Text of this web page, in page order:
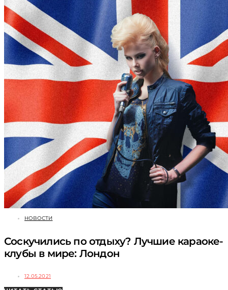
НОВОСТИ
Соскучились по отдыху? Лучшие караоке-
клубы в мире: Лондон
12.05.2021